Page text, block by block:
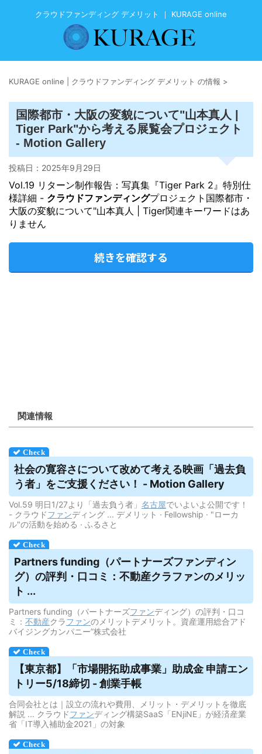
クラウドファンディング デメリット ｜ KURAGE online
KURAGE online | クラウドファンディング デメリット の情報 >
国際都市・大阪の変貌について"山本真人 |
Tiger Park"から考える展覧会プロジェクト
- Motion Gallery
投稿日： 2025年9月29日
Vol.19 ​リターン制作報告：写真集『Tiger Park 2』特別仕
様詳細 - クラウドファンディングプロジェクト国際都市・
大阪の変貌について"山本真人 | Tiger関連キーワードはあ
りません
続きを確認する
関連情報
社会の寛容さについて改めて考える映画「過去負
う者」をご支援ください！ - Motion Gallery
Vol.59 明日1/27より「過去負う者」 名古屋でいよいよ公開です！
- クラウドファンディング ... デメリット · Fellowship · "ローカ
ル"の活動を始める · ふるさと
Partners funding（パートナーズファンディン
グ）の評判・口コミ：不動産クラファンのメリッ
ト ...
Partners funding（パートナーズファンディング）の評判・口コ
ミ： 不動産クラファンのメリットデメリット。資産運用総合アド
バイジングカンパニー”株式会社
【東京都】「市場開拓助成事業」助成金 申請エン
トリー5/18締切 - 創業手帳
合同会社とは｜設立の流れや費用、メリット・デメリットを徹底
解説 ... クラウドファンディング構築SaaS「ENjiNE」が経済産業
省「IT導入補助金2021」の対象